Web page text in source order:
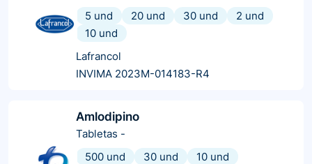
5 und
20 und 30 und
2 und
10 und
Lafrancol
INVIMA 2023M-014183-R4
Amlodipino
Tabletas -
500 und
30 und
10 und